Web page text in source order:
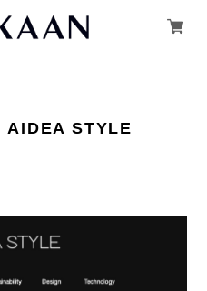
AIDEA STYLE